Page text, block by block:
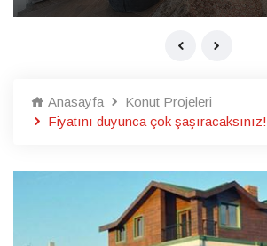
Anasayfa
Konut Projeleri
Fiyatını duyunca çok şaşıracaksınız!